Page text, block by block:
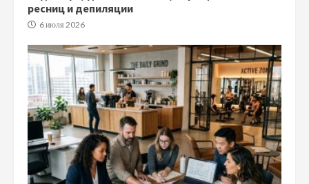
ресниц и депиляции
6 июля 2026